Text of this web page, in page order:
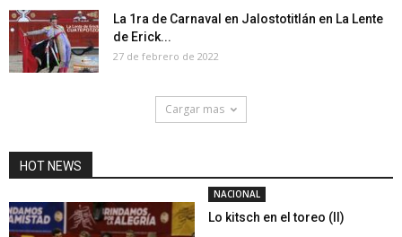
La 1ra de Carnaval en Jalostotitlán en La Lente
de Erick...
27 de febrero de 2022
Cargar mas
HOT NEWS
NACIONAL
Lo kitsch en el toreo (II)